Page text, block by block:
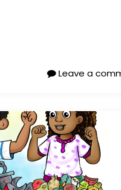
Leave a